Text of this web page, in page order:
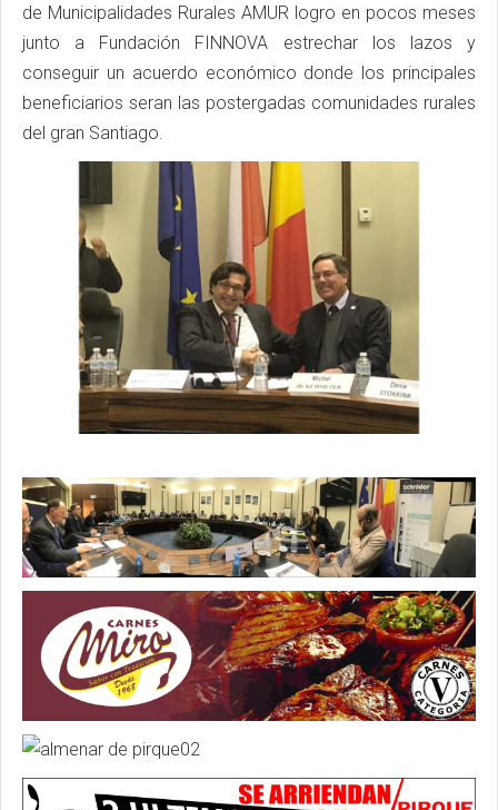
de Municipalidades Rurales AMUR logro en pocos meses
junto a Fundación FINNOVA estrechar los lazos y
conseguir un acuerdo económico donde los principales
beneficiarios seran las postergadas comunidades rurales
del gran Santiago.